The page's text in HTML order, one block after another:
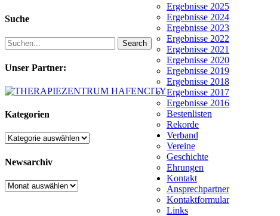
Suche
Search
Unser Partner:
Kategorien
Kategorien
Newsarchiv
Newsarchiv
Ergebnisse 2025
Ergebnisse 2024
Ergebnisse 2023
Ergebnisse 2022
Ergebnisse 2021
Ergebnisse 2020
Ergebnisse 2019
Ergebnisse 2018
Ergebnisse 2017
Ergebnisse 2016
Bestenlisten
Rekorde
Verband
Vereine
Geschichte
Ehrungen
Kontakt
Ansprechpartner
Kontaktformular
Links